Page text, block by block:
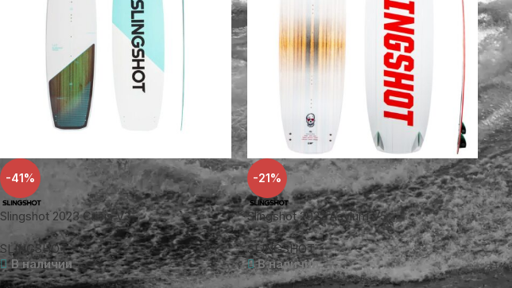
-41%
Slingshot 2023 Crisis V3
SLINGSHOT
В наличии
-21%
Slingshot 2022 Asylum V5
SLINGSHOT
В наличии